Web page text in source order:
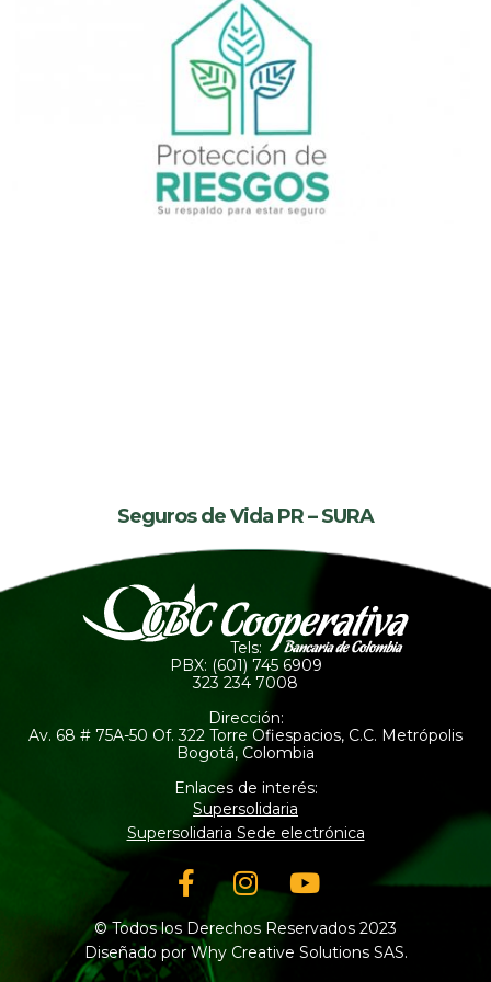
Seguros de Vida PR – SURA
Tels:
PBX: (601) 745 6909
323 234 7008
Dirección:
Av. 68 # 75A-50 Of. 322 Torre Ofiespacios, C.C. Metrópolis
Bogotá, Colombia
Enlaces de interés:
Supersolidaria
Supersolidaria Sede electrónica
Facebook-
f
Instagram
Youtube
© Todos los Derechos Reservados 2023
Diseñado por Why Creative Solutions SAS.